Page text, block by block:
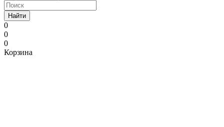
Найти
0
0
0
Корзина